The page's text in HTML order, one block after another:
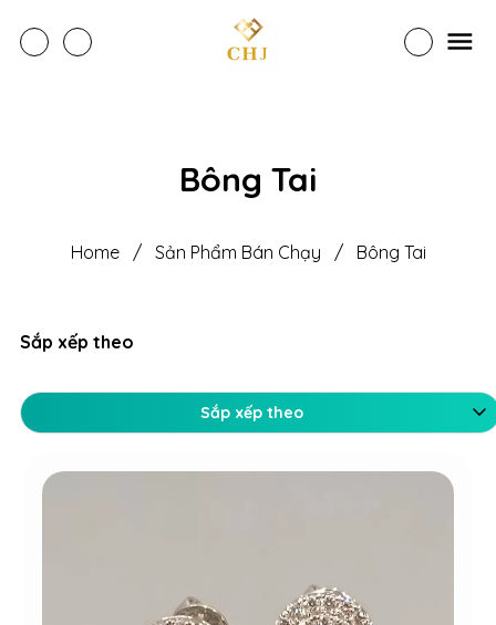
Bông Tai
Home / Sản Phẩm Bán Chạy / Bông Tai
Sắp xếp theo
Sắp xếp theo